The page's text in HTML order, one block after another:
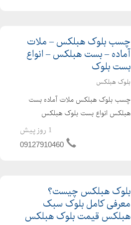
چسب بلوک هبلکس – ملات
آماده – بست هبلکس – انواع
بست بلوک
بلوک هبلکس
چسب بلوک هبلکس ملات آماده بست
هبلکس انواع بست بلوک هبلکس
بلوکهای گازی یا هبلکس، نوعی بلوک
بتن سبک هستند که با ویژگیهای منحصر
1 روز پیش
09127910460
بلوک هبلکس چیست؟
معرفی کامل بلوک سبک
هبلکس قیمت بلوک هبلکس